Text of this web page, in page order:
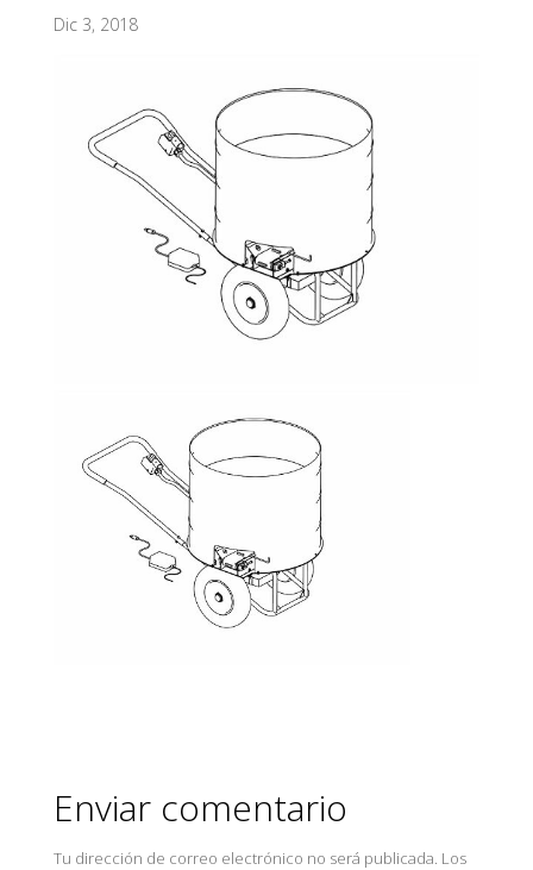
Dic 3, 2018
Enviar comentario
Tu dirección de correo electrónico no será publicada. Los